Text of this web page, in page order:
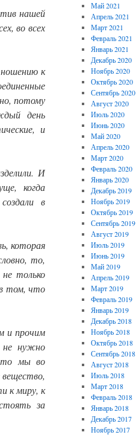
нашей
во всех
к
потому
день
и
И
когда
в
которая
то,
только
том, что
и прочим
нужно
мы во
к миру, к
за
Май 2021
Апрель 2021
Март 2021
Февраль 2021
Январь 2021
Декабрь 2020
Ноябрь 2020
Октябрь 2020
Сентябрь 2020
Август 2020
Июль 2020
Июнь 2020
Май 2020
Апрель 2020
Март 2020
Февраль 2020
Январь 2020
Декабрь 2019
Ноябрь 2019
Октябрь 2019
Сентябрь 2019
Август 2019
Июль 2019
Июнь 2019
Май 2019
Апрель 2019
Март 2019
Февраль 2019
Январь 2019
Декабрь 2018
Ноябрь 2018
Октябрь 2018
Сентябрь 2018
Август 2018
Июль 2018
Март 2018
Февраль 2018
Январь 2018
Декабрь 2017
Ноябрь 2017